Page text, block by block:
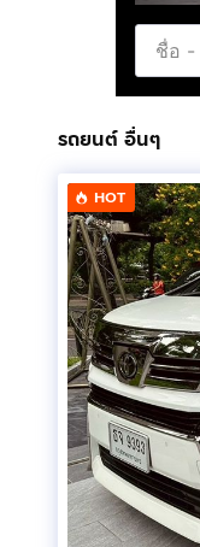
👉🏻Toyota
👉🏻ราคา
👉🏻เครดิตดี อ
👉🏻ผ่อนประม
☎️ โทร.กดเพื่อ
👉ทักแชทกด ด้า
https://
ดูรถคันอื่นๆ ได้ที่นี่
https://
รถยนต์ อื่นๆ
HOT